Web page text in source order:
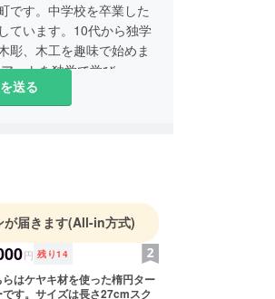
です。中学校を卒業した
ています。10代から独学
彫、木工を趣味で始めま
ートを独学で学び、
米し、アメリカの大会で
の世界大会優勝後は同大
を使って自ら作って販
送る
が届きます(All-in方式)
円 残り14
らはケヤキ材を使った楕円ター
です。サイズは長さ27cmスク